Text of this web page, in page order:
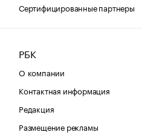
Сертифицированные партнеры
РБК
О компании
Контактная информация
Редакция
Размещение рекламы